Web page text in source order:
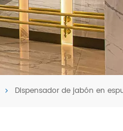
Dispensador de jabón en